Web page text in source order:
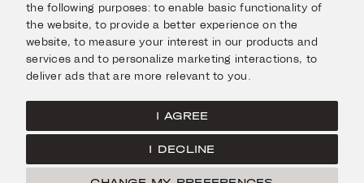
the following purposes:to enable basic functionality of
the website,to provide a better experience on the
website,to measure your interest in our products and
services and to personalize marketing interactions, to
deliver ads that are more relevant to you
I AGREE
I DECLINE
Επικοινωνήστε μαζί μας
Η οικογένεια Ιμάνογλου
Τα καταστήματά μας
Facebook
Instagram
ΝΟΜΙΚΆ
Όροι χρήσης
Πολιτική Cookies